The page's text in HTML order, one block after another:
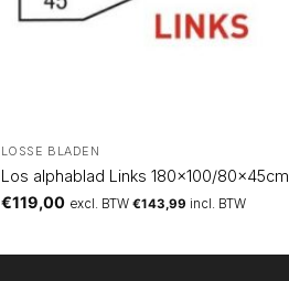
LOSSE BLADEN
Los alphablad Links 180×100/80x45cm
€119,00 excl. BTW €143,99 incl. BTW